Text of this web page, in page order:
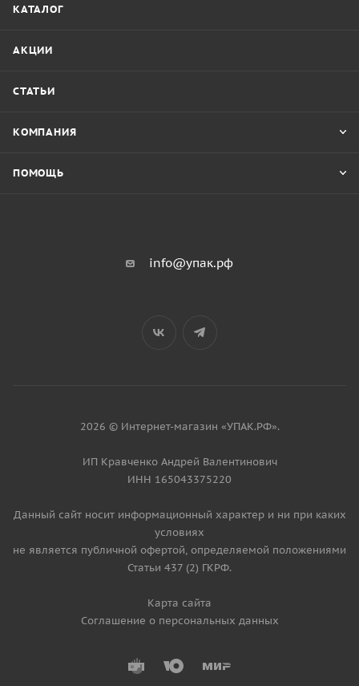
КАТАЛОГ
АКЦИИ
СТАТЬИ
КОМПАНИЯ
ПОМОЩЬ
info@упак.рф
2026 © Интернет-магазин «УПАК.РФ».
ИП Кравченко Андрей Валентинович
ИНН 165043375220
Данный сайт носит информационный характер и ни при каких
условиях
не является публичной офертой, определяемой положениями
Статьи 437 (2) ГКРФ.
Карта сайта
Соглашение о персональных данных